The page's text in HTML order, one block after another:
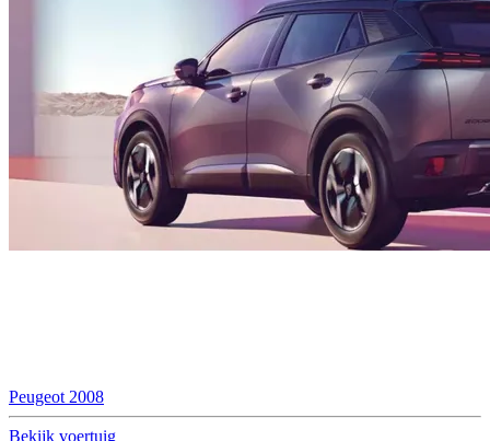
Peugeot 2008
Bekijk voertuig